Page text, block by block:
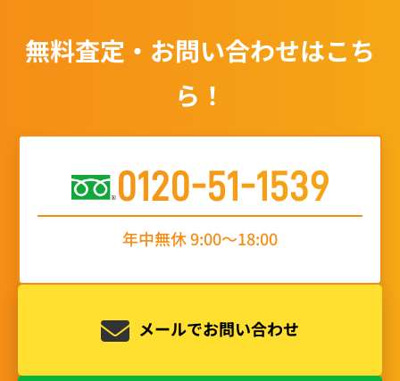
無料査定・お問い合わせはこち
ら！
0120-51-1539
年中無休 9:00〜18:00
メールでお問い合わせ